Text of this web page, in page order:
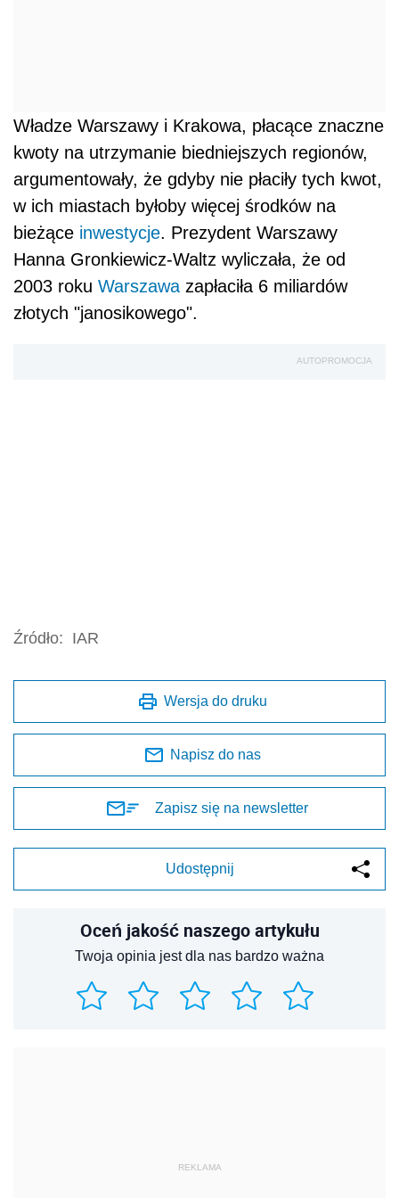
Władze Warszawy i Krakowa, płacące znaczne
kwoty na utrzymanie biedniejszych regionów,
argumentowały, że gdyby nie płaciły tych kwot,
w ich miastach byłoby więcej środków na
bieżące inwestycje. Prezydent Warszawy
Hanna Gronkiewicz-Waltz wyliczała, że od
2003 roku Warszawa zapłaciła 6 miliardów
złotych "janosikowego".
AUTOPROMOCJA
Źródło: IAR
Wersja do druku
Napisz do nas
Zapisz się na newsletter
Udostępnij
Oceń jakość naszego artykułu
Twoja opinia jest dla nas bardzo ważna
REKLAMA